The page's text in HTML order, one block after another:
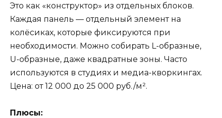
Это как «конструктор» из отдельных блоков.
Каждая панель — отдельный элемент на
колёсиках, которые фиксируются при
необходимости. Можно собирать L-образные,
U-образные, даже квадратные зоны. Часто
используются в студиях и медиа-кворкингах.
Цена: от 12 000 до 25 000 руб./м².
Плюсы: